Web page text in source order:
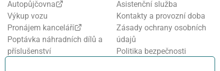
Autopůjčovna
Výkup vozu
Pronájem kanceláří
Poptávka náhradních dílů a
příslušenství
Asistenční služba
Kontakty a provozní doba
Zásady ochrany osobních
údajů
Politika bezpečnosti